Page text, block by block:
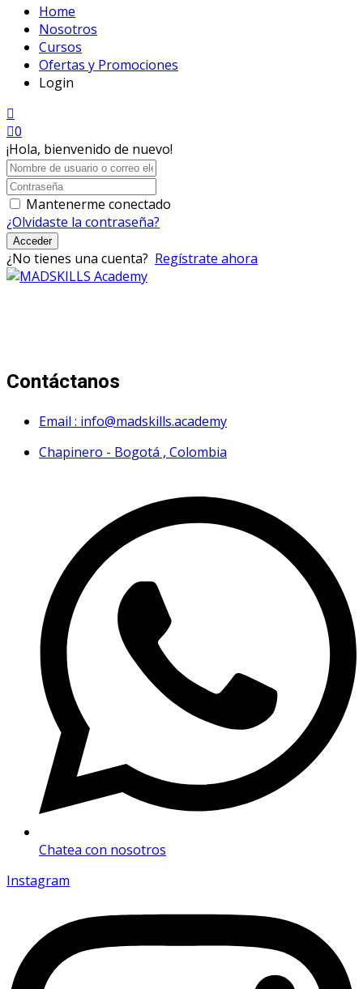
Home
Nosotros
Cursos
Ofertas y Promociones
Login
0
¡Hola, bienvenido de nuevo!
Mantenerme conectado
¿Olvidaste la contraseña?
Acceder
¿No tienes una cuenta? Regístrate ahora
Contáctanos
Email : info@madskills.academy
Chapinero - Bogotá , Colombia
Chatea con nosotros
Instagram